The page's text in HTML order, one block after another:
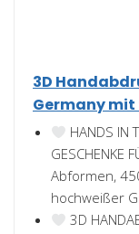
3D
Germany mit
HANDS IN
GESCHENKE
Abformen,
hochweißer
3D